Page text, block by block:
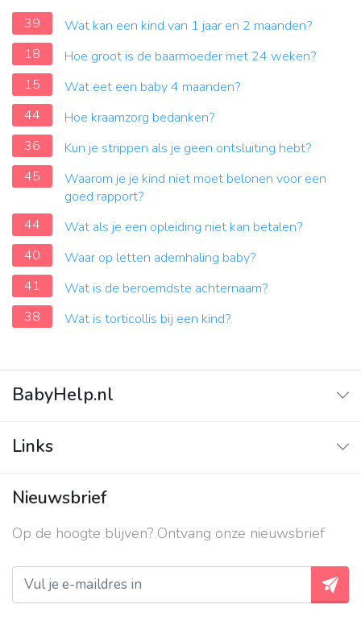
39
Wat kan een kind van 1 jaar en 2 maanden?
18
Hoe groot is de baarmoeder met 24 weken?
15
Wat eet een baby 4 maanden?
44
Hoe kraamzorg bedanken?
36
Kun je strippen als je geen ontsluiting hebt?
45
Waarom je je kind niet moet belonen voor een
goed rapport?
44
Wat als je een opleiding niet kan betalen?
40
Waar op letten ademhaling baby?
41
Wat is de beroemdste achternaam?
38
Wat is torticollis bij een kind?
BabyHelp.nl
Vraag & Antwoord
Links
Contact
Over ons
Privacy beleid
Nieuwsbrief
Op de hoogte blijven? Ontvang onze nieuwsbrief